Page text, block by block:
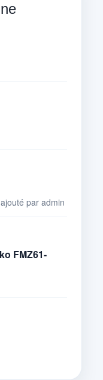
par admin
FMZ61-